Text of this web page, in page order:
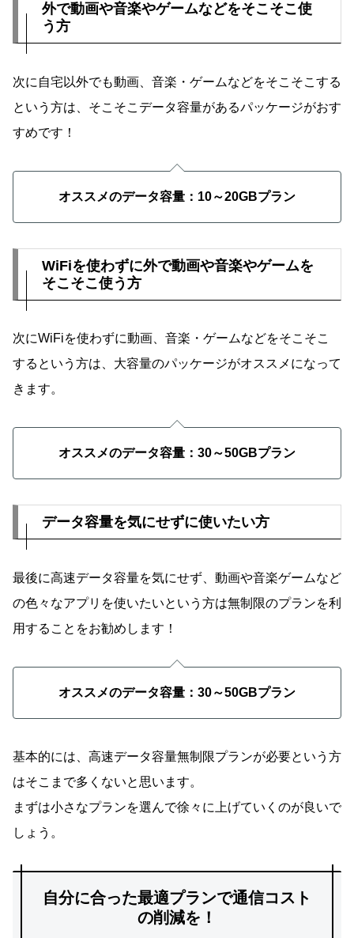
外で動画や音楽やゲームなどをそこそこ使
う方
次に自宅以外でも動画、音楽・ゲームなどをそこそこする
という方は、そこそこデータ容量があるパッケージがおす
すめです！
オススメのデータ容量：10～20GBプラン
WiFiを使わずに外で動画や音楽やゲームを
そこそこ使う方
次にWiFiを使わずに動画、音楽・ゲームなどをそこそこ
するという方は、大容量のパッケージがオススメになって
きます。
オススメのデータ容量：30～50GBプラン
データ容量を気にせずに使いたい方
最後に高速データ容量を気にせず、動画や音楽ゲームなど
の色々なアプリを使いたいという方は無制限のプランを利
用することをお勧めします！
オススメのデータ容量：30～50GBプラン
基本的には、高速データ容量無制限プランが必要という方
はそこまで多くないと思います。
まずは小さなプランを選んで徐々に上げていくのが良いで
しょう。
自分に合った最適プランで通信コスト
の削減を！